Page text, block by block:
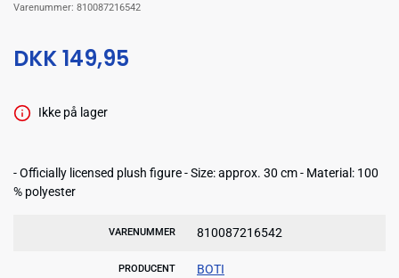
Varenummer: 810087216542
DKK 149,95
Ikke på lager
- Officially licensed plush figure - Size: approx. 30 cm - Material: 100
% polyester
VARENUMMER 810087216542
PRODUCENT BOTI